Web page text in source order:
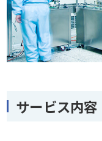
サービス内容